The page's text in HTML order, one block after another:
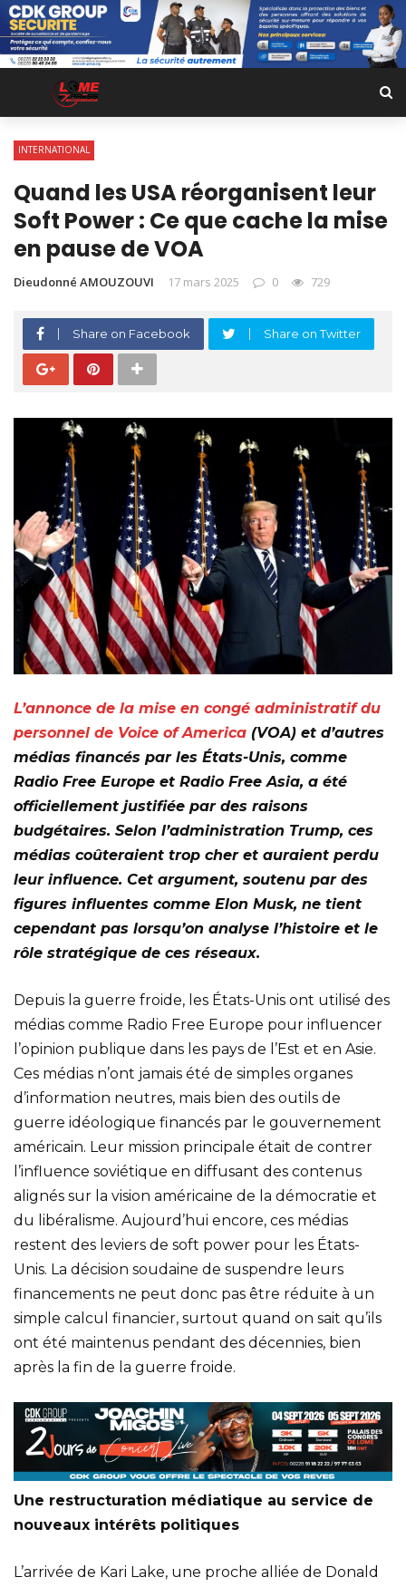
INTERNATIONAL
Quand les USA réorganisent leur
Soft Power : Ce que cache la mise
en pause de VOA
Dieudonné AMOUZOUVI 17 mars 2025 0 729
Share on Facebook Share on Twitter
L’annonce de la mise en congé administratif du
personnel de Voice of America (VOA) et d’autres
médias financés par les États-Unis, comme
Radio Free Europe et Radio Free Asia, a été
officiellement justifiée par des raisons
budgétaires. Selon l’administration Trump, ces
médias coûteraient trop cher et auraient perdu
leur influence. Cet argument, soutenu par des
figures influentes comme Elon Musk, ne tient
cependant pas lorsqu’on analyse l’histoire et le
rôle stratégique de ces réseaux.
Depuis la guerre froide, les États-Unis ont utilisé des
médias comme Radio Free Europe pour influencer
l’opinion publique dans les pays de l’Est et en Asie.
Ces médias n’ont jamais été de simples organes
d’information neutres, mais bien des outils de
guerre idéologique financés par le gouvernement
américain. Leur mission principale était de contrer
l’influence soviétique en diffusant des contenus
alignés sur la vision américaine de la démocratie et
du libéralisme. Aujourd’hui encore, ces médias
restent des leviers de soft power pour les États-
Unis. La décision soudaine de suspendre leurs
financements ne peut donc pas être réduite à un
simple calcul financier, surtout quand on sait qu’ils
ont été maintenus pendant des décennies, bien
après la fin de la guerre froide.
Une restructuration médiatique au service de
nouveaux intérêts politiques
L’arrivée de Kari Lake, une proche alliée de Donald